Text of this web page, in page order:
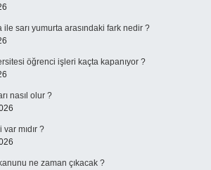
ile sarı yumurta arasındaki fark nedir ?
öğrenci işleri kaçta kapanıyor ?
nasıl olur ?
var mıdır ?
ne zaman çıkacak ?